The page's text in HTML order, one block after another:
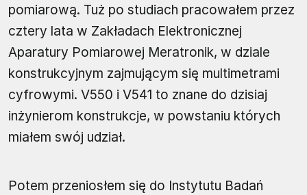
pomiarową. Tuż po studiach pracowałem przez
cztery lata w Zakładach Elektronicznej
Aparatury Pomiarowej Meratronik, w dziale
konstrukcyjnym zajmującym się multimetrami
cyfrowymi. V550 i V541 to znane do dzisiaj
inżynierom konstrukcje, w powstaniu których
miałem swój udział.
Potem przeniosłem się do Instytutu Badań